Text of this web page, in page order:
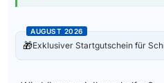
AUGUST 2026
🎁Exklusiver Startgutschein für